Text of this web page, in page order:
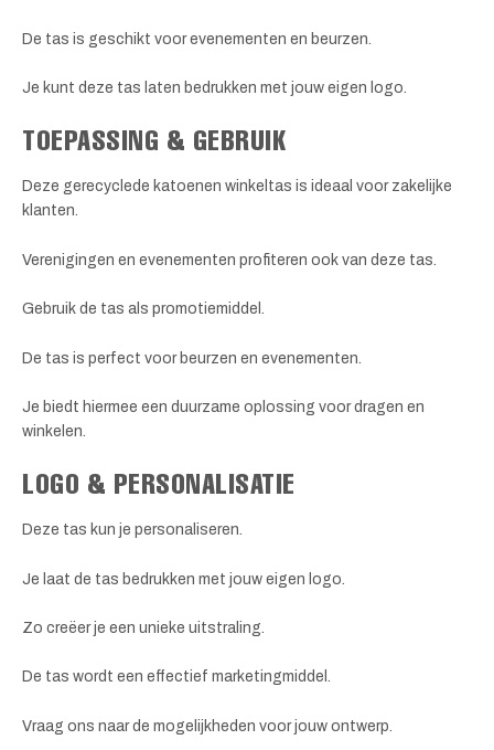
De tas is geschikt voor evenementen en beurzen.
Je kunt deze tas laten bedrukken met jouw eigen logo.
TOEPASSING & GEBRUIK
Deze gerecyclede katoenen winkeltas is ideaal voor zakelijke
klanten.
Verenigingen en evenementen profiteren ook van deze tas.
Gebruik de tas als promotiemiddel.
De tas is perfect voor beurzen en evenementen.
Je biedt hiermee een duurzame oplossing voor dragen en
winkelen.
LOGO & PERSONALISATIE
Deze tas kun je personaliseren.
Je laat de tas bedrukken met jouw eigen logo.
Zo creëer je een unieke uitstraling.
De tas wordt een effectief marketingmiddel.
Vraag ons naar de mogelijkheden voor jouw ontwerp.